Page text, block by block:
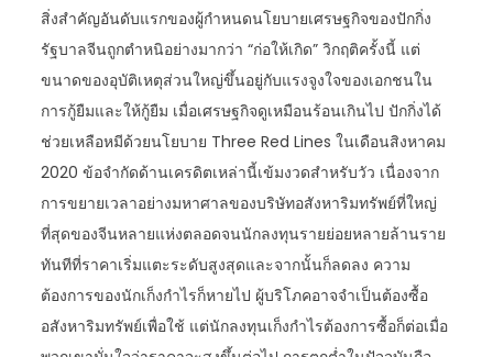
สิ่งสำคัญอันดับแรกของผู้กำหนดนโยบายเศรษฐกิจของปักกิ่ง
รัฐบาลจีนถูกตำหนิอย่างมากว่า “ก่อให้เกิด” วิกฤติครั้งนี้ แต่
ขนาดของอุบัติเหตุส่วนใหญ่ขึ้นอยู่กับแรงจูงใจของเอกชนใน
การกู้ยืมและให้กู้ยืม เมื่อเศรษฐกิจดูเหมือนร้อนเกินไป ปักกิ่งได้
ช่วยเหลือหมีด้วยนโยบาย Three Red Lines ในเดือนสิงหาคม
2020 ข้อจำกัดด้านเครดิตเหล่านี้เข้มงวดสำหรับวัว เนื่องจาก
การขยายเวลาอย่างมหาศาลของบริษัทอสังหาริมทรัพย์ที่ใหญ่
ที่สุดของจีนหลายแห่งตลอดจนนักลงทุนรายย่อยหลายล้านราย
ทันทีที่ราคาเริ่มแตะระดับสูงสุดและจากนั้นก็ลดลง ความ
ต้องการของนักเก็งกำไรก็หายไป ผู้บริโภคอาจจำเป็นต้องซื้อ
อสังหาริมทรัพย์เพื่อใช้ แต่นักลงทุนเก็งกำไรต้องการซื้อก็ต่อเมื่อ